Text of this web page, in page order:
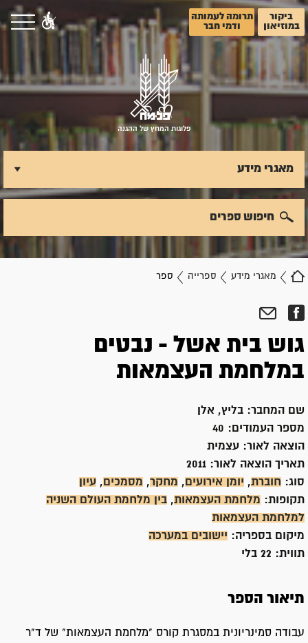
ביקור
במוזיאון
תרומה לעמותה
ודמי חבר
פלוגות המחץ של ההגנה
מאגרי מידע ספרייה ספר
מאגרי מידע
חיפוש ספרים
גוש בית אשל - נבטים
במלחמת העצמאות
שם המחבר: בליץ, אלן
מספר העמודים: 40
הוצאה לאור: עצמית
תאריך הוצאה לאור:
סוג: חוברת, יומן אירועים , מחקר, מסמכים , עיון
תקופות: מלחמת העצמאות, בין מלחמת העולם השניה
למלחמת העצמאות
מיקום בספריה: יישובים במערכה
תווית: 22 בלי
תיאור הספר
עבודה סמינריונית במסגרת קורס "מלחמת העצמאות" של ד"ר